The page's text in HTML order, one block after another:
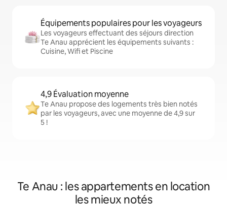
Équipements populaires pour les voyageurs
Les voyageurs effectuant des séjours direction
Te Anau apprécient les équipements suivants :
Cuisine, Wifi et Piscine
4,9 Évaluation moyenne
Te Anau propose des logements très bien notés
par les voyageurs, avec une moyenne de 4,9 sur
5 !
Te Anau : les appartements en location
les mieux notés